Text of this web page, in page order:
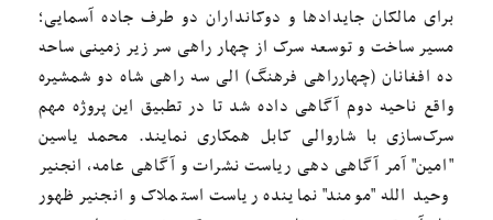
برای مالکان جایدادها و دوکانداران دو طرف جاده آسمایی؛
مسیر ساخت و توسعه سرک از چهار راهی سر زیر زمینی ساحه
ده افغانان (چهارراهی فرهنگ) الی سه راهی شاه دو شمشیره
واقع ناحیه دوم آگاهی داده شد تا در تطبیق این پروژه مهم
سرک‌سازی با شاروالی کابل همکاری نمایند. محمد یاسین
"امین" آمر آگاهی دهی ریاست نشرات و آگاهی عامه، انجنیر
وحید الله "مومند" نماینده ریاست استملاک و انجنیر ظهور